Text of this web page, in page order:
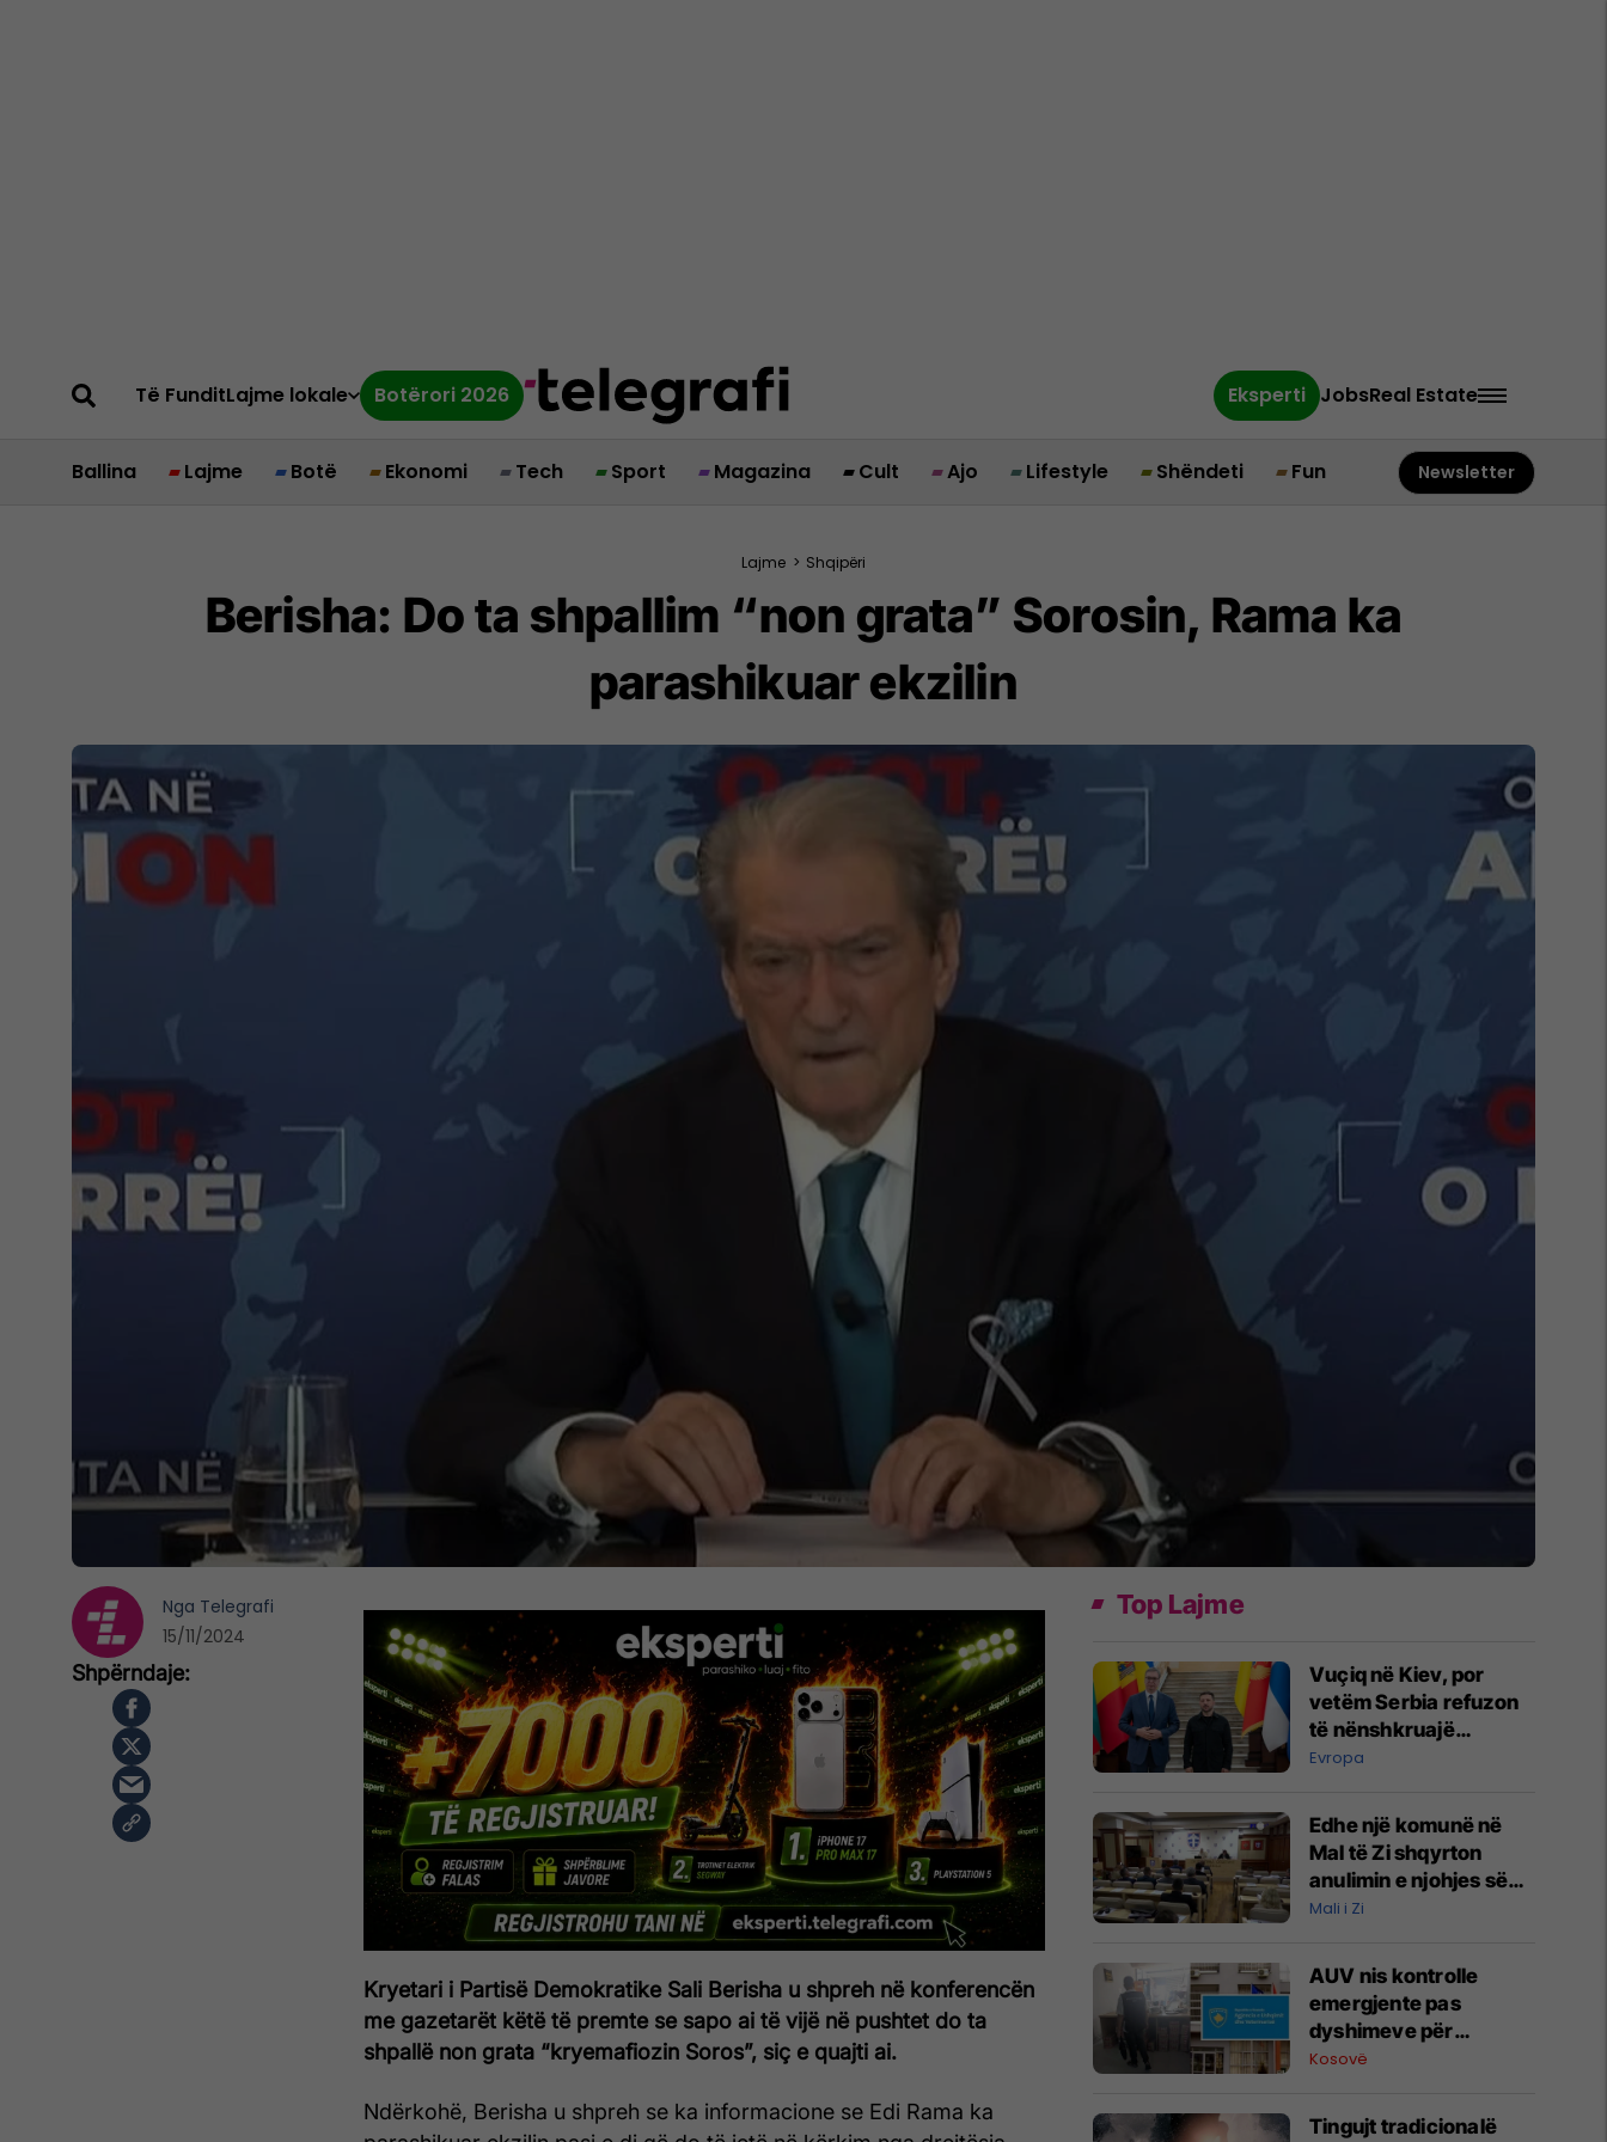
Të FunditLajme lokale Botërori 2026 Eksperti JobsReal Estate
Ballina Lajme Botë Ekonomi Tech Sport Magazina Cult Ajo Lifestyle Shëndeti Fun Newsletter
Lajme > Shqipëri
Berisha: Do ta shpallim “non grata” Sorosin, Rama ka
parashikuar ekzilin
Kryetari i Partisë Demokratike Sali Berisha u shpreh në konferencën
me gazetarët këtë të premte se sapo ai të vijë në pushtet do ta
shpallë non grata “kryemafiozin Soros”, siç e quajti ai.
Ndërkohë, Berisha u shpreh se ka informacione se Edi Rama ka
Nga Telegrafi
15/11/2024
Top Lajme
Vuçiq në Kiev, por
vetëm Serbia refuzon
të nënshkruajë
deklaratën për
Evropa
Edhe një komunë në
Mal të Zi shqyrton
anulimin e njohjes së
pavarësisë së Kosovës
Mali i Zi
AUV nis kontrolle
emergjente pas
dyshimeve për
helmime në Prishtinë
Kosovë
Tingujt tradicionalë